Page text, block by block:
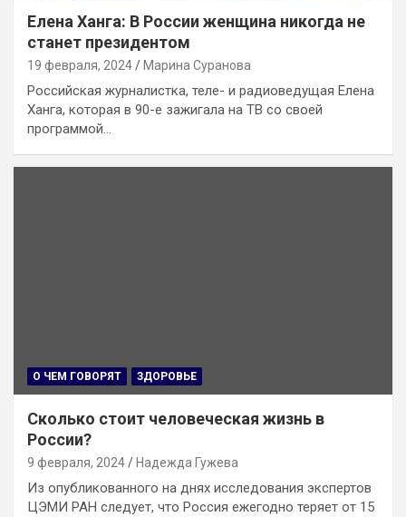
Елена Ханга: В России женщина никогда не
станет президентом
19 февраля, 2024 Марина Суранова
Российская журналистка, теле- и радиоведущая Елена
Ханга, которая в 90-е зажигала на ТВ со своей
программой…
О ЧЕМ ГОВОРЯТ ЗДОРОВЬЕ
Сколько стоит человеческая жизнь в
России?
9 февраля, 2024 Надежда Гужева
Из опубликованного на днях исследования экспертов
ЦЭМИ РАН следует, что Россия ежегодно теряет от 15